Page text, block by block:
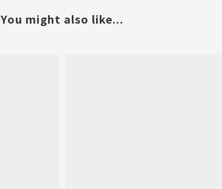
You might also like...